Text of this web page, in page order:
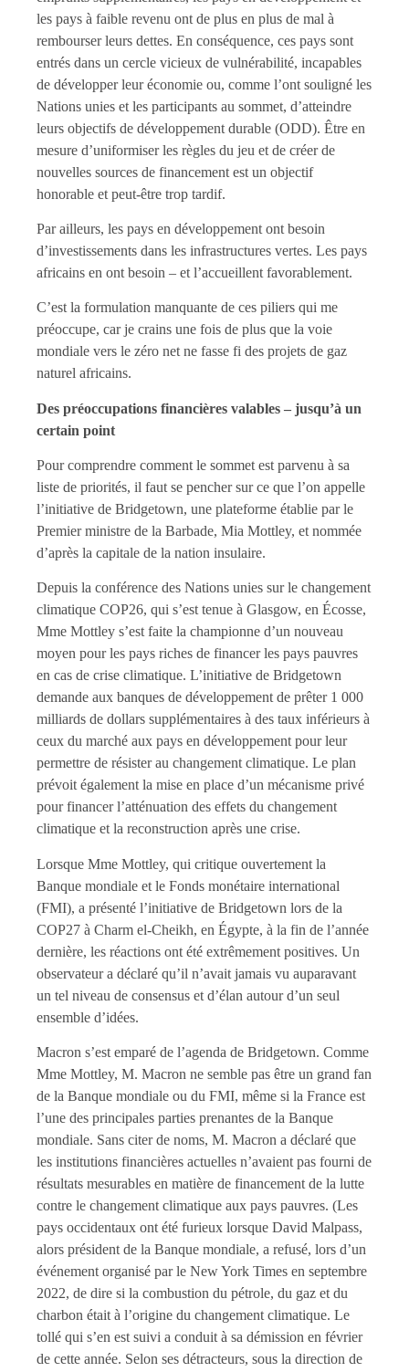
les pays à faible revenu ont de plus en plus de mal à
rembourser leurs dettes. En conséquence, ces pays sont
entrés dans un cercle vicieux de vulnérabilité, incapables
de développer leur économie ou, comme l’ont souligné les
Nations unies et les participants au sommet, d’atteindre
leurs objectifs de développement durable (ODD). Être en
mesure d’uniformiser les règles du jeu et de créer de
nouvelles sources de financement est un objectif
honorable et peut-être trop tardif.
Par ailleurs, les pays en développement ont besoin
d’investissements dans les infrastructures vertes. Les pays
africains en ont besoin – et l’accueillent favorablement.
C’est la formulation manquante de ces piliers qui me
préoccupe, car je crains une fois de plus que la voie
mondiale vers le zéro net ne fasse fi des projets de gaz
naturel africains.
Des préoccupations financières valables – jusqu’à un
certain point
Pour comprendre comment le sommet est parvenu à sa
liste de priorités, il faut se pencher sur ce que l’on appelle
l’initiative de Bridgetown, une plateforme établie par le
Premier ministre de la Barbade, Mia Mottley, et nommée
d’après la capitale de la nation insulaire.
Depuis la conférence des Nations unies sur le changement
climatique COP26, qui s’est tenue à Glasgow, en Écosse,
Mme Mottley s’est faite la championne d’un nouveau
moyen pour les pays riches de financer les pays pauvres
en cas de crise climatique. L’initiative de Bridgetown
demande aux banques de développement de prêter 1 000
milliards de dollars supplémentaires à des taux inférieurs à
ceux du marché aux pays en développement pour leur
permettre de résister au changement climatique. Le plan
prévoit également la mise en place d’un mécanisme privé
pour financer l’atténuation des effets du changement
climatique et la reconstruction après une crise.
Lorsque Mme Mottley, qui critique ouvertement la
Banque mondiale et le Fonds monétaire international
(FMI), a présenté l’initiative de Bridgetown lors de la
COP27 à Charm el-Cheikh, en Égypte, à la fin de l’année
dernière, les réactions ont été extrêmement positives. Un
observateur a déclaré qu’il n’avait jamais vu auparavant
un tel niveau de consensus et d’élan autour d’un seul
ensemble d’idées.
Macron s’est emparé de l’agenda de Bridgetown. Comme
Mme Mottley, M. Macron ne semble pas être un grand fan
de la Banque mondiale ou du FMI, même si la France est
l’une des principales parties prenantes de la Banque
mondiale. Sans citer de noms, M. Macron a déclaré que
les institutions financières actuelles n’avaient pas fourni de
résultats mesurables en matière de financement de la lutte
contre le changement climatique aux pays pauvres. (Les
pays occidentaux ont été furieux lorsque David Malpass,
alors président de la Banque mondiale, a refusé, lors d’un
événement organisé par le New York Times en septembre
2022, de dire si la combustion du pétrole, du gaz et du
charbon était à l’origine du changement climatique. Le
tollé qui s’en est suivi a conduit à sa démission en février
de cette année. Selon ses détracteurs, sous la direction de